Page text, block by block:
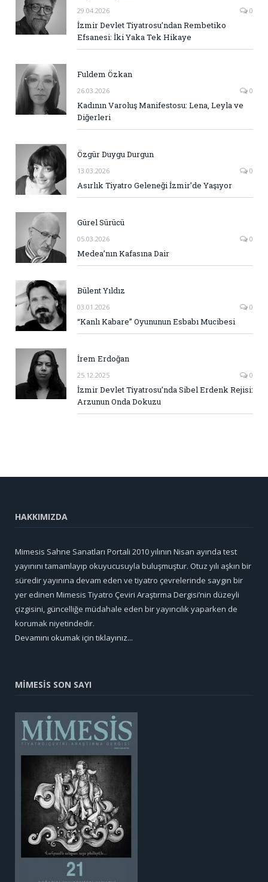
29.04.2026 0
İzmir Devlet Tiyatrosu’ndan Rembetiko
Efsanesi: İki Yaka Tek Hikaye
Fuldem Özkan
26.03.2026 0
Kadının Varoluş Manifestosu: Lena, Leyla ve
Diğerleri
Özgür Duygu Durgun
13.03.2026 0
Asırlık Tiyatro Geleneği İzmir’de Yaşıyor
Gürel Sürücü
05.03.2026 0
Medea’nın Kafasına Dair
Bülent Yıldız
03.01.2026 0
“Kanlı Kabare” Oyununun Esbabı Mucibesi
İrem Erdoğan
25.12.2025 0
İzmir Devlet Tiyatrosu’nda Sibel Erdenk Rejisi:
Arzunun Onda Dokuzu
HAKKIMIZDA
Mimesis Sahne Sanatları Portali 2010 yılının Nisan ayında test
yayınını tamamlayıp okuyucusuyla buluşmuştur. Otuz yılı aşkın bir
süredir yayınına devam eden ve tiyatro çevrelerinde saygın bir
yer edinen Mimesis Tiyatro Çeviri Araştırma Dergisi’nin düzeyli
çizgisini, güncelliğe müdahale eden bir yayıncılık yaparken de
korumak niyetindedir.
Devamını okumak için tıklayınız...
MİMESİS SON SAYI